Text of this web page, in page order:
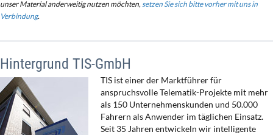
unser Material anderweitig nutzen möchten,setzen Sie sich bitte vorher mit uns in
Verbindung.
Hintergrund TIS-GmbH
TIS ist einer der Marktführer für
anspruchsvolle Telematik-Projekte mit mehr
als 150 Unternehmenskunden und 50.000
Fahrern als Anwender im täglichen Einsatz.
Seit 35 Jahren entwickeln wir intelligente